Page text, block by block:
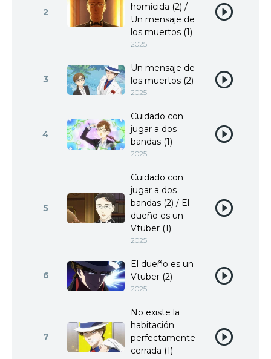
2
homicida (2) /
Un mensaje de
los muertos (1)
2025
3
Un mensaje de
los muertos (2)
2025
4
Cuidado con
jugar a dos
bandas (1)
2025
5
Cuidado con
jugar a dos
bandas (2) / El
dueño es un
Vtuber (1)
2025
6
El dueño es un
Vtuber (2)
2025
7
No existe la
habitación
perfectamente
cerrada (1)